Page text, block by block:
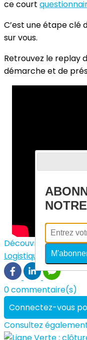
ce court
C’est une étape clé
sur vous.
Retrouvez le replay
démarche et de
Découvrez
Logistique durable
0 commentaire(s)
Connectez-vous
Consultez